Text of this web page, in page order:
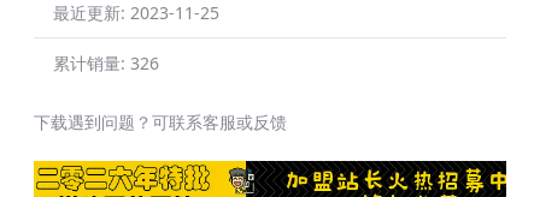
最近更新: 2023-11-25
累计销量: 326
下载遇到问题？可联系客服或反馈